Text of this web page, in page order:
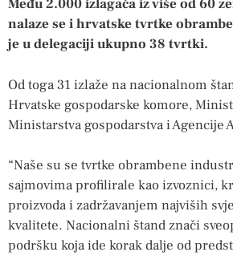
Među 2.000 izlagača iz više od 60
nalaze se i hrvatske tvrtke
je u delegaciji ukupno 38 tvrtki.
Od toga 31 izlaže na nacionalnom
Hrvatske gospodarske komore,
Ministarstva gospodarstva i Agencije
“Naše su se tvrtke obrambene
sajmovima profilirale kao izvoznici,
proizvoda i zadržavanjem najviših
kvalitete. Nacionalni štand znači
podršku koja ide korak dalje od